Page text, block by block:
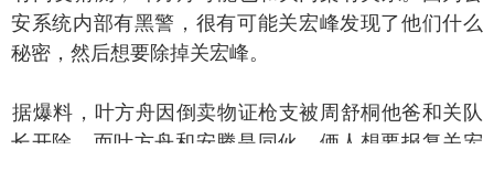
安系统内部有黑警，很有可能关宏峰发现了他们什么
秘密，然后想要除掉关宏峰。
料，叶方舟因倒卖物证枪支被周舒桐他爸和关队
长开除。而叶方舟和安腾是同伙，俩人想要报复关宏